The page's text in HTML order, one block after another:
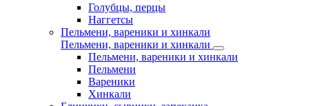
Голубцы, перцы
Наггетсы
Пельмени, вареники и хинкали
Пельмени, вареники и хинкали
Пельмени, вареники и хинкали
Пельмени
Вареники
Хинкали